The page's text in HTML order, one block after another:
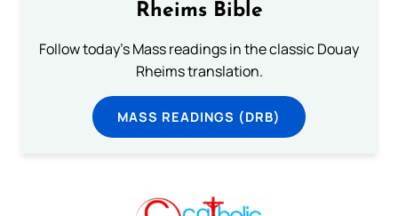
Rheims Bible
Follow today's Mass readings in the classic Douay
Rheims translation.
MASS READINGS (DRB)